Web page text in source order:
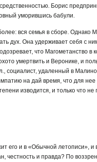
Борис
уморившись бабули.
вся семья в сборе. Однако
дух. Она удерживает себя с
что Магометанство в
умертвить и Веронике, и
социалист, удаленный в
на дай время, что для
изводится, и только что не
его и в «Обычной летописи», и
честность и правда? По